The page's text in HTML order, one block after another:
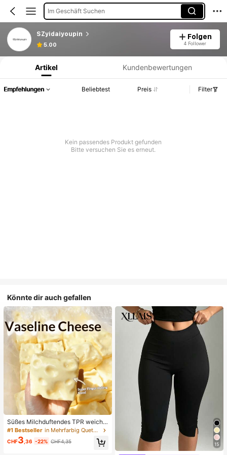
Im Geschäft Suchen
SZyidaiyoupin
5.00
Folgen
4 Follower
Produktinformation: Preisangabe, Verkaufs- und Lagerbestandsdetails.
Artikel Kundenbewertungen
Empfehlungen Beliebtest Preis Filter
Kein passendes Produkt gefunden
Bitte versuchen Sie es erneut.
Könnte dir auch gefallen
Süßes Milchduftendes TPR weiche
s quetschbares Dumpling-förmiges
Stressabbau-Spielzeug, 5cm niedli
ches lustiges Quetsch-Stressabbau
#1 Bestseller in Mehrfarbig Quetschspielzeug für Teenager
CHF3 ,36 -22% CHF4,35 15